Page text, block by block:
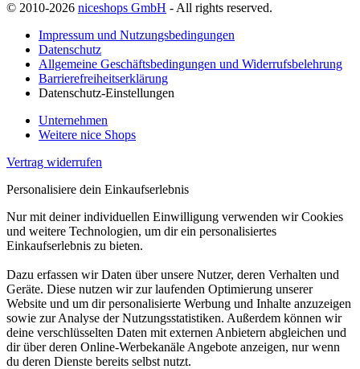
© 2010-2026 niceshops GmbH - All rights reserved.
Impressum und Nutzungsbedingungen
Datenschutz
Allgemeine Geschäftsbedingungen und Widerrufsbelehrung
Barrierefreiheitserklärung
Datenschutz-Einstellungen
Unternehmen
Weitere nice Shops
Vertrag widerrufen
Personalisiere dein Einkaufserlebnis
Nur mit deiner individuellen Einwilligung verwenden wir Cookies
und weitere Technologien, um dir ein personalisiertes
Einkaufserlebnis zu bieten.
Dazu erfassen wir Daten über unsere Nutzer, deren Verhalten und
Geräte. Diese nutzen wir zur laufenden Optimierung unserer
Website und um dir personalisierte Werbung und Inhalte anzuzeigen
sowie zur Analyse der Nutzungsstatistiken. Außerdem können wir
deine verschlüsselten Daten mit externen Anbietern abgleichen und
dir über deren Online-Werbekanäle Angebote anzeigen, nur wenn
du deren Dienste bereits selbst nutzt.